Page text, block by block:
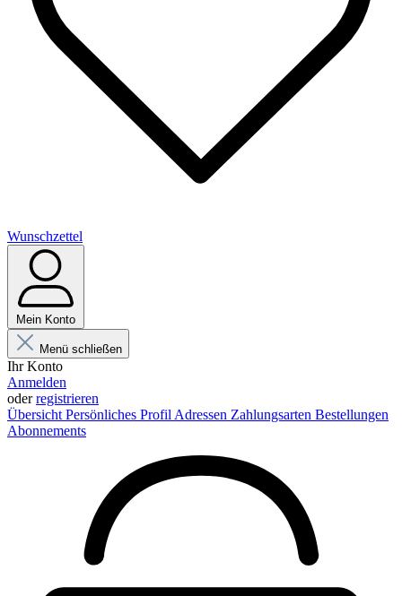
Wunschzettel
Mein Konto
Menü schließen
Ihr Konto
Anmelden
oderregistrieren
Übersicht Persönliches Profil Adressen Zahlungsarten Bestellungen
Abonnements